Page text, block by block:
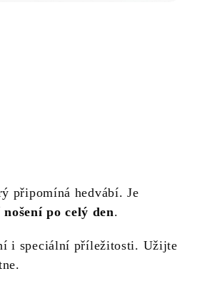
připomíná hedvábí. Je
po celý den.
i speciální příležitosti. Užijte